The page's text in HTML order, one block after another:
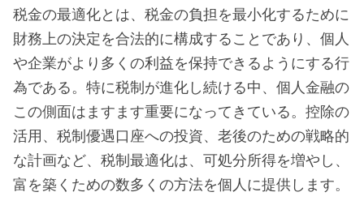
税金の最適化とは、税金の負担を最小化するために
財務上の決定を合法的に構成することであり、個人
や企業がより多くの利益を保持できるようにする行
為である。特に税制が進化し続ける中、個人金融の
この側面はますます重要になってきている。控除の
活用、税制優遇口座への投資、老後のための戦略的
な計画など、税制最適化は、可処分所得を増やし、
富を築くための数多くの方法を個人に提供します。